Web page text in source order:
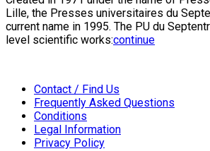
Lille, the Presses universitaires du
current name in 1995. The PU du
level scientific works:continue
Contact / Find Us
Frequently Asked Questions
Conditions
Legal Information
Privacy Policy